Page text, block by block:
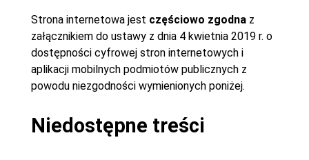
Strona internetowa jest częściowo zgodna z
załącznikiem do ustawy z dnia 4 kwietnia 2019 r. o
dostępności cyfrowej stron internetowych i
aplikacji mobilnych podmiotów publicznych z
powodu niezgodności wymienionych poniżej.
Niedostępne treści